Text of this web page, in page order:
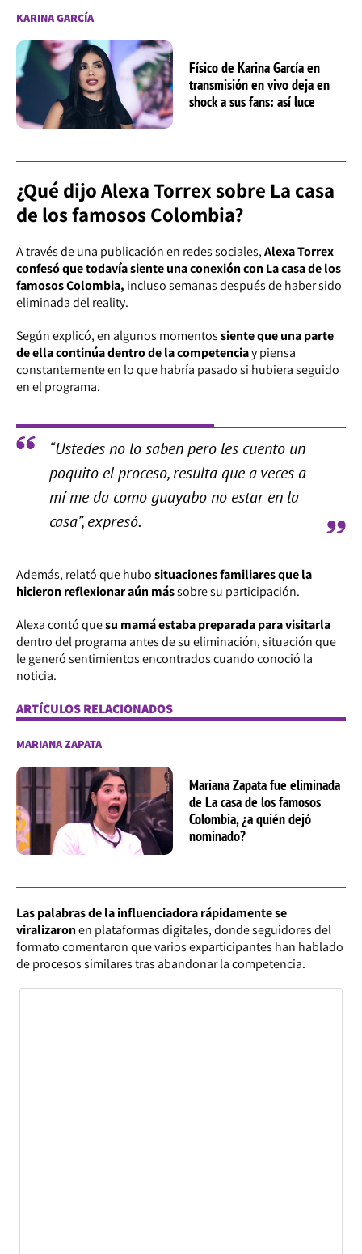
KARINA GARCÍA
Físico de Karina García en
transmisión en vivo deja en
shock a sus fans: así luce
¿Qué dijo Alexa Torrex sobre La casa
de los famosos Colombia?
A través de una publicación en redes sociales,Alexa Torrex
confesó que todavía siente una conexión con La casa de los
famosos Colombia, incluso semanas después de haber sido
eliminada del reality.
Según explicó, en algunos momentossiente que una parte
de ella continúa dentro de la competenciay piensa
constantemente en lo que habría pasado si hubiera seguido
en el programa.
“Ustedes no lo saben pero les cuento un
poquito el proceso, resulta que a veces a
mí me da como guayabo no estar en la
casa”, expresó.
Además, relató que hubosituaciones familiares que la
hicieron reflexionar aún mássobre su participación.
Alexa contó quesu mamá estaba preparada para visitarla
dentro del programa antes de su eliminación, situación que
le generó sentimientos encontrados cuando conoció la
noticia.
ARTÍCULOS RELACIONADOS
MARIANA ZAPATA
Mariana Zapata fue eliminada
de La casa de los famosos
Colombia, ¿a quién dejó
nominado?
Las palabras de la influenciadora rápidamente se
viralizaronen plataformas digitales, donde seguidores del
formato comentaron que varios exparticipantes han hablado
de procesos similares tras abandonar la competencia.